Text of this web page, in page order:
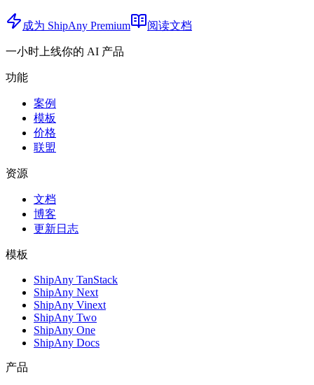
成为 ShipAny Premium 阅读文档
一小时上线你的 AI 产品
功能
案例
模板
价格
联盟
资源
文档
博客
更新日志
模板
ShipAny TanStack
ShipAny Next
ShipAny Vinext
ShipAny Two
ShipAny One
ShipAny Docs
产品